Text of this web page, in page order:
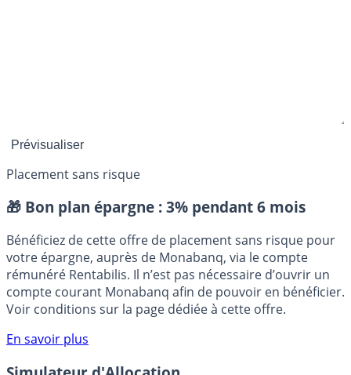
Placement sans risque
🎁 Bon plan épargne : 3% pendant 6 mois
Bénéficiez de cette offre de placement sans risque pour
votre épargne, auprès de Monabanq, via le compte
rémunéré Rentabilis. Il n’est pas nécessaire d’ouvrir un
compte courant Monabanq afin de pouvoir en bénéficier.
Voir conditions sur la page dédiée à cette offre.
En savoir plus